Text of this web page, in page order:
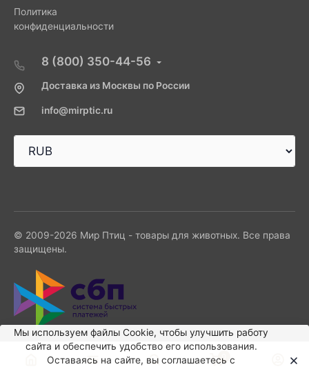
Политика
конфиденциальности
8 (800) 350-44-56
Доставка из Москвы по России
info@mirptic.ru
© 2009-2026 Мир Птиц - товары для животных. Все права
защищены.
Мы используем файлы Сookie, чтобы улучшить работу
сайта и обеспечить удобство его использования.
Оставаясь на сайте, вы соглашаетесь с
0